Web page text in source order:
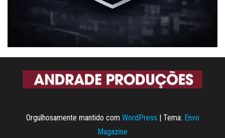
Orgulhosamente mantido com WordPress | Tema: Envo
Magazine